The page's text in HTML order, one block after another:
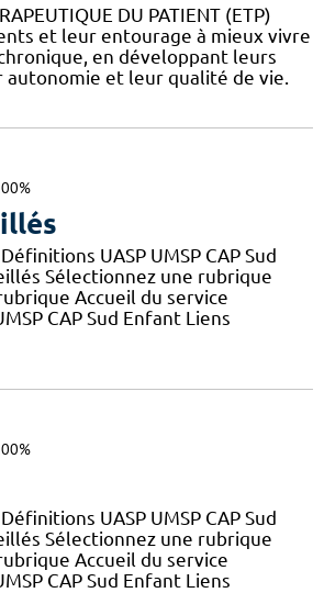
DU PATIENT (ETP)
et leur entourage à mieux vivre
en développant leurs
autonomie et leur qualité de vie.
UASP UMSP CAP Sud
Sélectionnez une rubrique
Accueil du service
CAP Sud Enfant Liens
UASP UMSP CAP Sud
Sélectionnez une rubrique
Accueil du service
CAP Sud Enfant Liens